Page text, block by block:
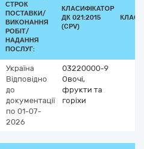
СТРОК
ПОСТАВКИ/
ВИКОНАННЯ
РОБІТ/
НАДАННЯ
ПОСЛУГ:
КЛАСИФІКАТОР
ДК 021:2015
(CPV)
Україна
Відповідно
до
документації
по 01-07-
2026
03220000-9
Овочі,
фрукти та
горіхи